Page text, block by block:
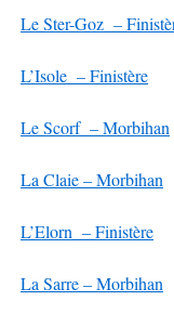
Le Ster-Goz –
L’Isole – Finistère
Le Scorf – Morbihan
La Claie – Morbihan
L’Elorn – Finistère
La Sarre – Morbihan